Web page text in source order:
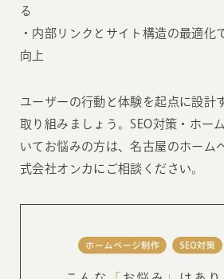
る
・内部リンクとサイト構造の最適化
向上
ユーザーの行動と体験を起点に設計
取り組みましょう。SEO対策・ホー
いてお悩みの方は、名古屋のホーム
式会社オンカにご相談ください。